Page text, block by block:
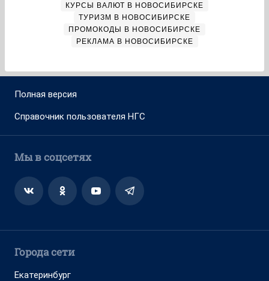
КУРСЫ ВАЛЮТ В НОВОСИБИРСКЕ
ТУРИЗМ В НОВОСИБИРСКЕ
ПРОМОКОДЫ В НОВОСИБИРСКЕ
РЕКЛАМА В НОВОСИБИРСКЕ
Полная версия
Справочник пользователя НГС
Мы в соцсетях
Города сети
Екатеринбург